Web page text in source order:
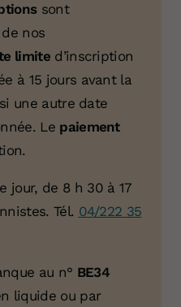
Votre don :
sont
nos
limited’inscription
à 15 jours avant la
une autre date
Le paiement
jour, de 8 h 30 à 17
Tél. 04/222 35
au n° BE34
liquide ou par